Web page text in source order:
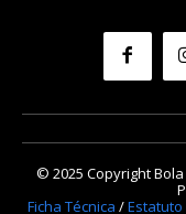
© 2025 Copyright
Ficha Técnica /Estatuto